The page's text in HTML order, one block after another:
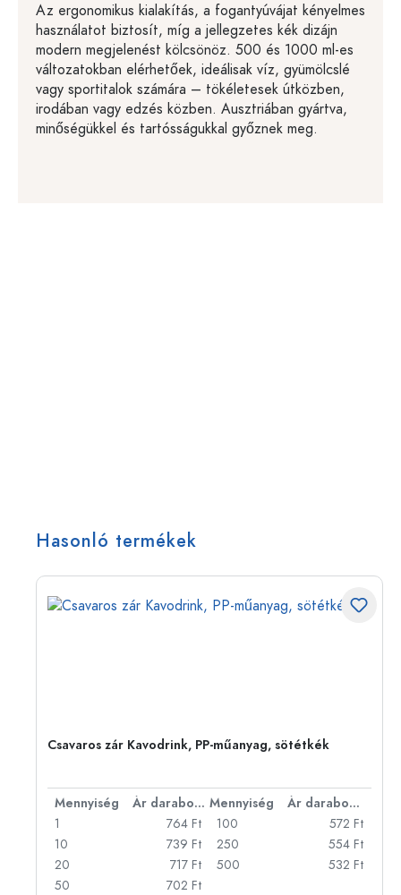
Az ergonomikus kialakítás, a fogantyúvájat kényelmes
használatot biztosít, míg a jellegzetes kék dizájn
modern megjelenést kölcsönöz. 500 és 1000 ml-es
változatokban elérhetőek, ideálisak víz, gyümölcslé
vagy sportitalok számára – tökéletesek útközben,
irodában vagy edzés közben. Ausztriában gyártva,
minőségükkel és tartósságukkal győznek meg.
Hasonló termékek
Csavaros zár Kavodrink, PP-műanyag, sötétkék
Mennyiség Ár darabonként Mennyiség
Ár darabonként
1
764 Ft
10
739 Ft
20
717 Ft
50
702 Ft
100
572 Ft
250
554 Ft
500
532 Ft